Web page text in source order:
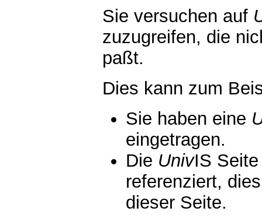
Sie versuchen auf
zuzugreifen, die
paßt.
Dies kann zum
Sie haben eine
eingetragen.
Die UnivIS
referenziert,
dieser Seite.